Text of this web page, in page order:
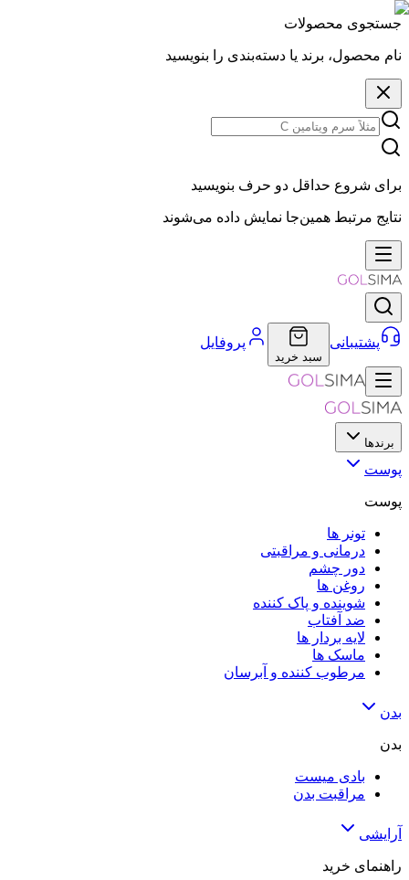
جستجوی محصولات
نام محصول، برند یا دسته‌بندی را بنویسید
برای شروع حداقل دو حرف بنویسید
نتایج مرتبط همین‌جا نمایش داده می‌شوند
پشتیبانی
سبد خرید
پروفایل
برندها
پوست
پوست
تونر ها
درمانی و مراقبتی
دور چشم
روغن ها
شوینده و پاک کننده
ضد آفتاب
لایه‌ بردار ها
ماسک ها
مرطوب کننده و آبرسان
بدن
بدن
بادی میست
مراقبت بدن
آرایشی
راهنمای خرید